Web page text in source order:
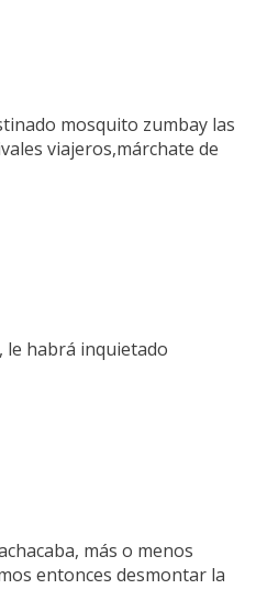
mosquito zumbay las
viajeros,márchate de
le habrá inquietado
más o menos
entonces desmontar la